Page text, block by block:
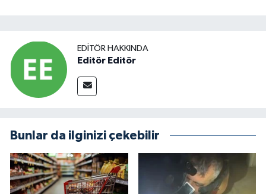
EDITÖR HAKKINDA
Editör Editör
Bunlar da ilginizi çekebilir